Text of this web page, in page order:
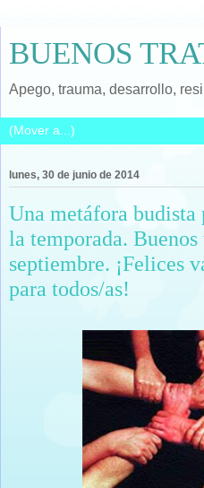
BUENOS
Apego, trauma, desarrollo,
lunes, 30 de junio de 2014
Una metáfora
la temporada.
septiembre. ¡Felices
para todos/as!